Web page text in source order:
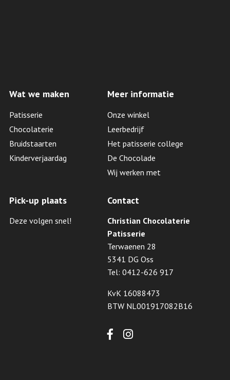
Wat we maken
Patisserie
Chocolaterie
Bruidstaarten
Kinderverjaardag
Meer informatie
Onze winkel
Leerbedrijf
Het patisserie college
De Chocolade
Wij werken met
Pick-up plaats
Deze volgen snel!
Contact
Christian Chocolaterie
Patisserie
Terwaenen 28
5341 DG Oss
Tel: 0412-626 917
KvK 16088473
BTW NL001917082B16